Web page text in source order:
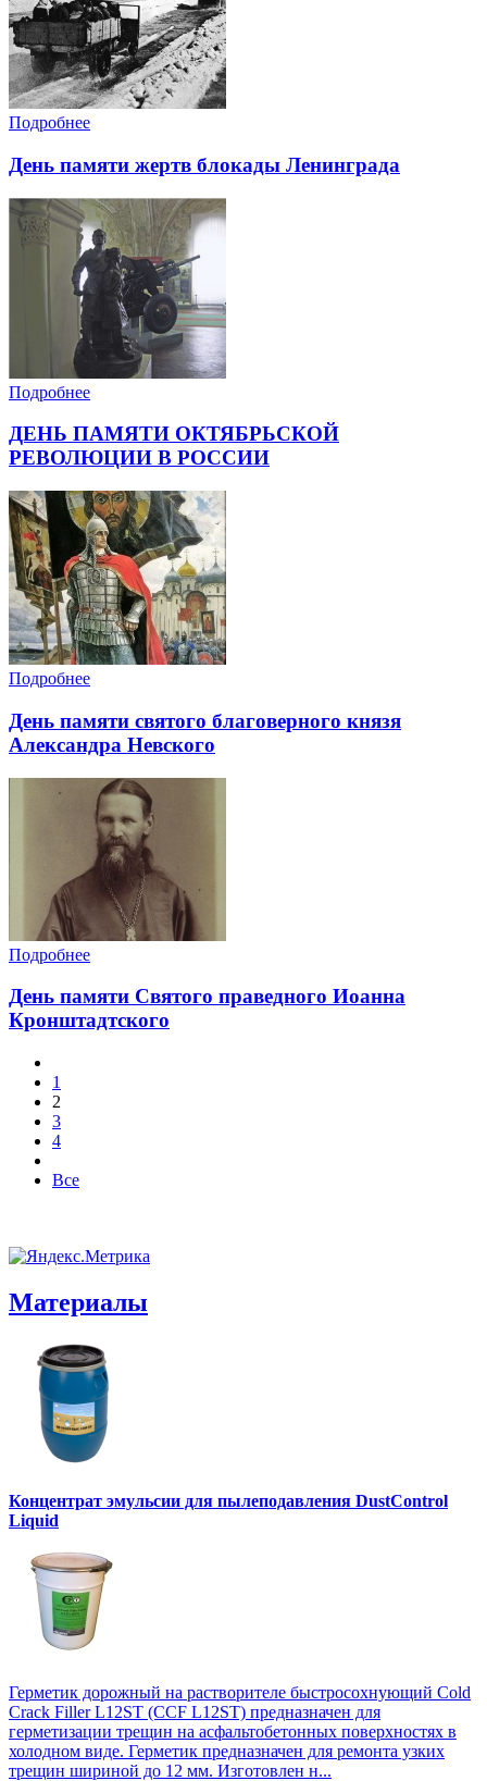
Подробнее
День памяти жертв блокады Ленинграда
Подробнее
ДЕНЬ ПАМЯТИ ОКТЯБРЬСКОЙ
РЕВОЛЮЦИИ В РОССИИ
Подробнее
День памяти святого благоверного князя
Александра Невского
Подробнее
День памяти Святого праведного Иоанна
Кронштадтского
1
2
3
4
Все
Материалы
Концентрат эмульсии для пылеподавления DustControl
Liquid
Герметик дорожный на растворителе быстросохнующий Cold
Crack Filler L12SТ (CCF L12SТ) предназначен для
герметизации трещин на асфальтобетонных поверхностях в
холодном виде. Герметик предназначен для ремонта узких
трещин шириной до 12 мм. Изготовлен н...